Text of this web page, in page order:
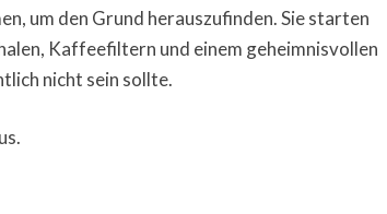
um den Grund herauszufinden. Sie starten
Kaffeefiltern und einem geheimnisvollen
nicht sein sollte.